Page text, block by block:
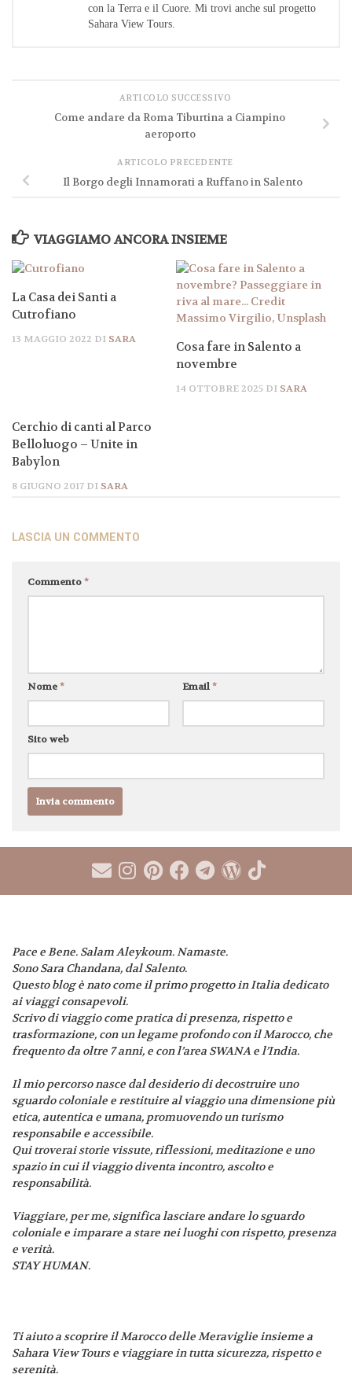
con la Terra e il Cuore. Mi trovi anche sul progetto
Sahara View Tours.
ARTICOLO SUCCESSIVO
Come andare da Roma Tiburtina a Ciampino
aeroporto
ARTICOLO PRECEDENTE
Il Borgo degli Innamorati a Ruffano in Salento
VIAGGIAMO ANCORA INSIEME
La Casa dei Santi a
Cutrofiano
13 MAGGIO 2022 DI SARA
Cosa fare in Salento a
novembre
14 OTTOBRE 2025DI SARA
Cerchio di canti al Parco
Belloluogo – Unite in
Babylon
8 GIUGNO 2017 DI SARA
LASCIA UN COMMENTO
Commento*
Nome* Email*
Sito web
Pace e Bene. Salam Aleykoum. Namaste.
Sono Sara Chandana, dal Salento.
Questo blog è nato come il primo progetto in Italia dedicato
ai viaggi consapevoli.
Scrivo di viaggio come pratica di presenza, rispetto e
trasformazione, con un legame profondo con il Marocco, che
frequento da oltre 7 anni, e con l’area SWANA e l’India.
Il mio percorso nasce dal desiderio di decostruire uno
sguardo coloniale e restituire al viaggio una dimensione più
etica, autentica e umana, promuovendo un turismo
responsabile e accessibile.
Qui troverai storie vissute, riflessioni, meditazione e uno
spazio in cui il viaggio diventa incontro, ascolto e
responsabilità.
Viaggiare, per me, significa lasciare andare lo sguardo
coloniale e imparare a stare nei luoghi con rispetto, presenza
e verità.
STAY HUMAN.
Ti aiuto a scoprire il Marocco delle Meraviglie insieme a
Sahara View Tours e viaggiare in tutta sicurezza, rispetto e
serenità.